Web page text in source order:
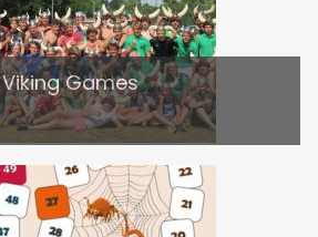
Viking Games